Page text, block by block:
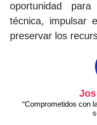
oportunidad
técnica, impulsar
preservar los
“Comprometidos con